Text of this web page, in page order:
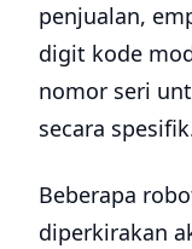
penjualan,
digit kode
nomor seri
secara
Beberapa
diperkirakan